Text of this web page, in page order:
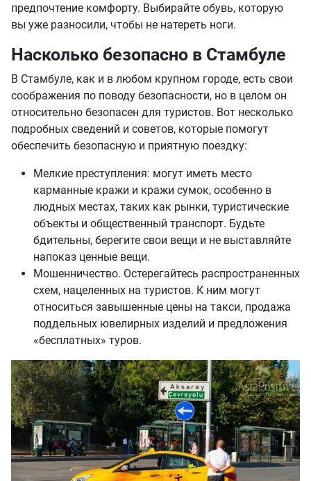
предпочтение комфорту. Выбирайте обувь, которую
вы уже разносили, чтобы не натереть ноги.
Насколько безопасно в Стамбуле
В Стамбуле, как и в любом крупном городе, есть свои
соображения по поводу безопасности, но в целом он
относительно безопасен для туристов. Вот несколько
подробных сведений и советов, которые помогут
обеспечить безопасную и приятную поездку:
Мелкие преступления: могут иметь место
карманные кражи и кражи сумок, особенно в
людных местах, таких как рынки, туристические
объекты и общественный транспорт. Будьте
бдительны, берегите свои вещи и не выставляйте
напоказ ценные вещи.
Мошенничество. Остерегайтесь распространенных
схем, нацеленных на туристов. К ним могут
относиться завышенные цены на такси, продажа
поддельных ювелирных изделий и предложения
«бесплатных» туров.